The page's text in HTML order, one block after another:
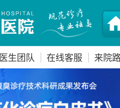
医生团队 在线客服 来院